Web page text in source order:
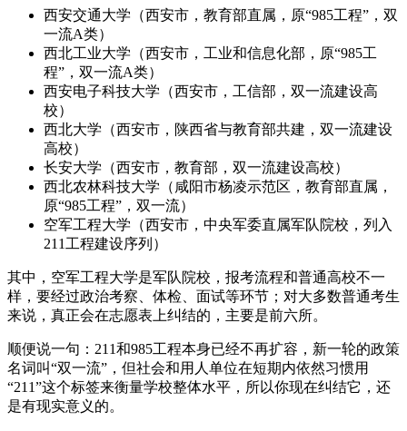
西安交通大学（西安市，教育部直属，原“985工程”，双
一流A类）
西北工业大学（西安市，工业和信息化部，原“985工
程”，双一流A类）
西安电子科技大学（西安市，工信部，双一流建设高
校）
西北大学（西安市，陕西省与教育部共建，双一流建设
高校）
长安大学（西安市，教育部，双一流建设高校）
西北农林科技大学（咸阳市杨凌示范区，教育部直属，
原“985工程”，双一流）
空军工程大学（西安市，中央军委直属军队院校，列入
211工程建设序列）
其中，空军工程大学是军队院校，报考流程和普通高校不一
样，要经过政治考察、体检、面试等环节；对大多数普通考生
来说，真正会在志愿表上纠结的，主要是前六所。
顺便说一句：211和985工程本身已经不再扩容，新一轮的政策
名词叫“双一流”，但社会和用人单位在短期内依然习惯用
“211”这个标签来衡量学校整体水平，所以你现在纠结它，还
是有现实意义的。